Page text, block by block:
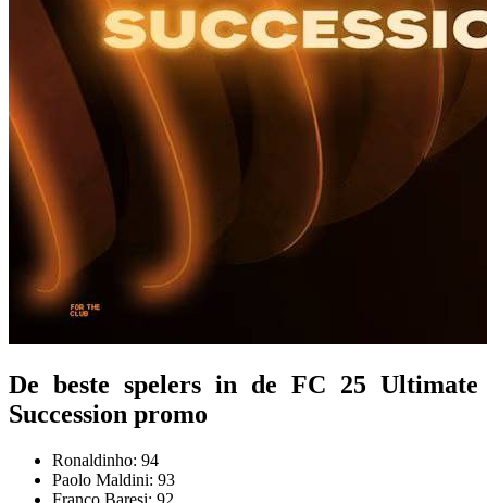
De beste spelers in de FC 25 Ultimate
Succession promo
Ronaldinho: 94
Paolo Maldini: 93
Franco Baresi: 92